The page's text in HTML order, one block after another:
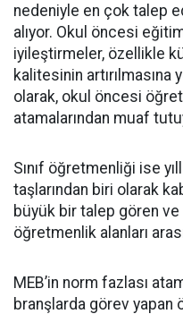
nedeniyle en çok talep
alıyor. Okul öncesi
iyileştirmeler, özellikle
kalitesinin artırılmasına
olarak, okul öncesi
atamalarından muaf
Sınıf öğretmenliği ise
taşlarından biri olarak
büyük bir talep gören ve
öğretmenlik alanları
MEB’in norm fazlası
branşlarda görev